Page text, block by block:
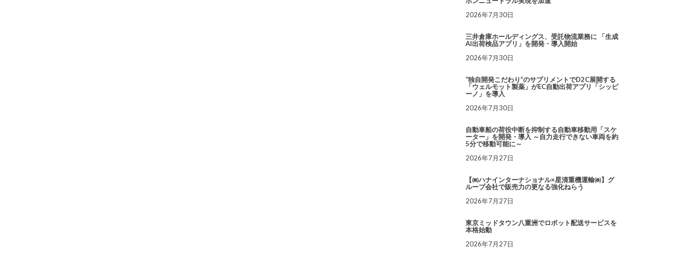
2026年7月30日
三井倉庫ホールディングス、受託物流業務に 「生成
AI出荷検品アプリ」を開発・導入開始
2026年7月30日
“独自開発こだわり”のサプリメントでD2C展開する
「ウェルモット製薬」がEC自動出荷アプリ「シッピ
ーノ」を導入
2026年7月30日
自動車船の荷役中断を抑制する自動車移動用「スケ
ーター」を開発・導入 ～自力走行できない車両を約
5分で移動可能に～
2026年7月27日
【㈱ハナインターナショナル×星清重機運輸㈱】グ
ループ会社で販売力の更なる強化ねらう
2026年7月27日
東京ミッドタウン八重洲でロボット配送サービスを
本格始動
2026年7月27日